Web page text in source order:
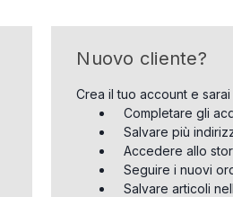
Nuovo cliente?
Crea il tuo account e
Completare gli
Salvare più
Accedere allo
Seguire i nuovi
Salvare articoli